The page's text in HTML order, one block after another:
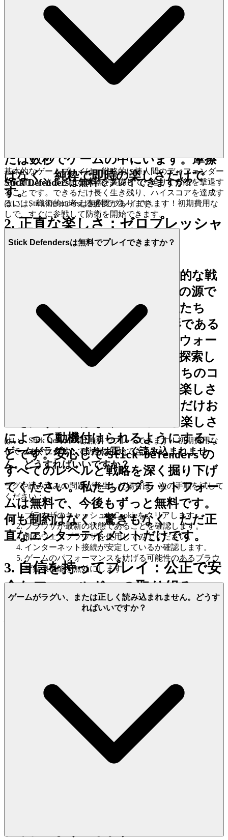
退屈なダウンロード、複雑なインスト
ール、または終わりのないアップデー
トは忘れてください。私たちは、純粋
で瞬時のアクセスができるようにプラ
ットフォームを設計しており、プレイ
たは数秒でゲームの中にいます。摩擦
はなく、純粋で即時の楽しさだけで
す。
2. 正直な楽しさ：ゼロプレッシャ
ーの約束
ゲームは、隠れたコストや操作的な戦
術の迷宮ではなく、本物の喜びの源で
ある、逃避であるべきです。私たち
は、デジタルなおもてなしの形である
オープンな招待を提供し、ペイウォー
ルや予期せぬ料金の心配なく、探索し
て楽しむことができます。私たちのコ
ミットメントは、透明で正直な楽しさ
であり、あなたの体験が、どれだけお
金を払うかではなく、スキルと楽しさ
によって動機付けられるようにするこ
とです。安心してStick Defendersの
すべてのレベルと戦略を深く掘り下げ
てください。私たちのプラットフォー
ムは無料で、今後もずっと無料です。
何も制約はなく、驚きもなく、ただ正
直なエンターテイメントだけです。
3. 自信を持ってプレイ：公正で安
全なフィールドへの取り組み
ぎが私たちの優先事項です。私たち
は、あなたの努力が真に報われる、安
全で、安心で、敬意のある環境を構築
することに全力を注いでいます。これ
は、厳格なデータプライバシー、堅牢
なセキュリティ対策、および不正行為
基本的なゲームプレイは、戦略的に棒人間のディフェンダー
を配置し、さまざまな武器を装備して、迫りくる敵を撃退す
ることです。できるだけ長く生き残り、ハイスコアを達成す
るには、戦術的に考える必要があります。
Stick Defendersは無料でプレイできますか？
はい、Stick Defendersは無料でプレイできます！初期費用な
しで、すぐに参戦して防衛を開始できます。
Stick Defendersは無料でプレイできますか？
はい、Stick Defendersは無料でプレイできます！初期費用な
しで、すぐに参戦して防衛を開始できます。
ゲームがラグい、または正しく読み込まれませ
ん。どうすればいいですか？
ラグや読み込みの問題が発生した場合は、次の手順を試して
ください：
ブラウザのキャッシュとCookieをクリアします。
ブラウザが最新の状態であることを確認します。
別のウェブブラウザを使用してみてください。
インターネット接続が安定しているか確認します。
ゲームのパフォーマンスを妨げる可能性のあるブラウ
ザ拡張機能を無効にします。
ゲームがラグい、または正しく読み込まれません。どうす
ればいいですか？